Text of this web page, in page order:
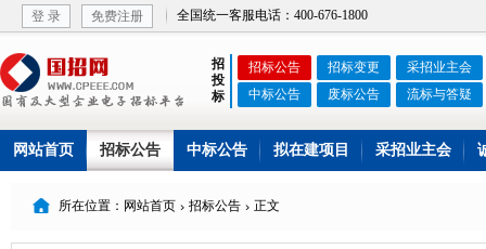
登 录 免费注册 全国统一客服电话：400-676-1800
招
投
标
招标公告 招标变更
采招业主会
中标公告
废标公告 流标与答疑
网站首页 招标公告 中标公告 拟在建项目 采招业主会
 所在位置：网站首页  招标公告  正文